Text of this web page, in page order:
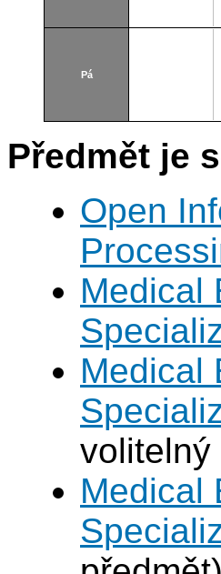
Pá
Předmět je
Open
Medical
Medical
volitelný
Medical